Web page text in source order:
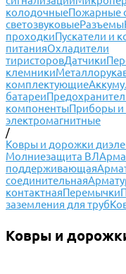
колодочныеПожарные
светозвуковыеРазъемы
проходкиПускатели и
питанияОхладители
тиристоровДатчики
клемники
комплектующие
батареи
компонентыПриборы
электромагнитные
/
Ковры и дорожки
Молниезащита ВЛ
поддерживающая
соединительная
контактнаяПеремычки
заземления для труб
Ковры и